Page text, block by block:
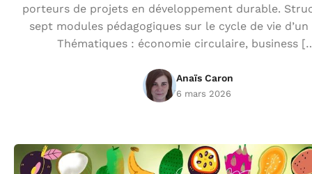
porteurs de projets en développement durable.
sept modules pédagogiques sur le cycle de vie
Thématiques : économie circulaire, business
Anaïs Caron
6 mars 2026